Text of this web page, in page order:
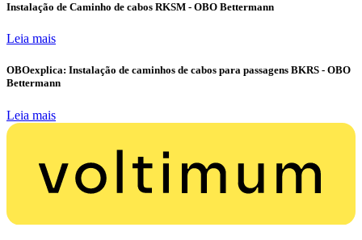
Instalação de Caminho de cabos RKSM - OBO Bettermann
Leia mais
OBOexplica: Instalação de caminhos de cabos para passagens BKRS - OBO
Bettermann
Leia mais